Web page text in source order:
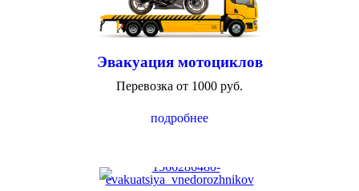
Эвакуация мотоциклов
Перевозка от 1000 руб.
подробнее